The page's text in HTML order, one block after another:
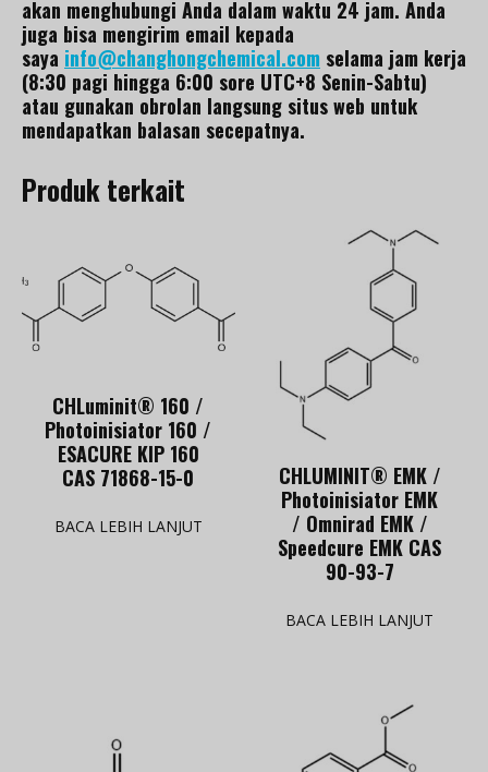
akan menghubungi Anda dalam waktu 24 jam. Anda
juga bisa mengirim email kepada
saya info@changhongchemical.com selama jam kerja
(8:30 pagi hingga 6:00 sore UTC+8 Senin-Sabtu)
atau gunakan obrolan langsung situs web untuk
mendapatkan balasan secepatnya.
Produk terkait
CHLuminit® 160 /
Photoinisiator 160 /
ESACURE KIP 160
CAS 71868-15-0
BACA LEBIH LANJUT
CHLUMINIT® EMK /
Photoinisiator EMK
/ Omnirad EMK /
Speedcure EMK CAS
90-93-7
BACA LEBIH LANJUT